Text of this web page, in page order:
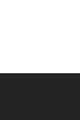
Facebook
στο YouTube